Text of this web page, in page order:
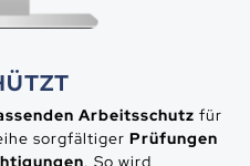
Arbeitsschutz für
sorgfältiger Prüfungen
. So wird